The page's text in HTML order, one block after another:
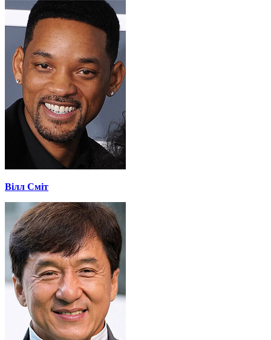
Вілл Сміт